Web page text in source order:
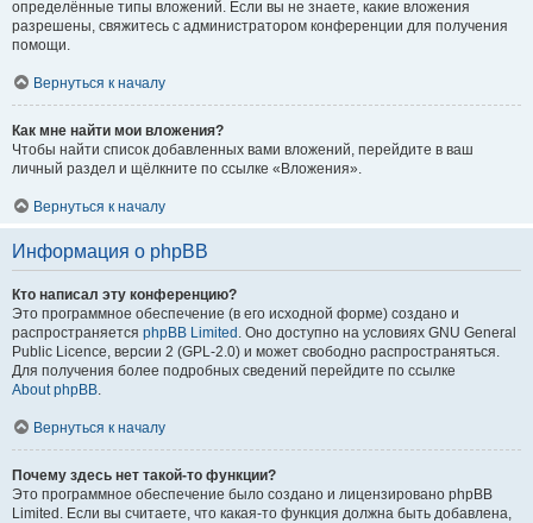
определённые типы вложений. Если вы не знаете, какие вложения
разрешены, свяжитесь с администратором конференции для получения
помощи.
Вернуться к началу
Как мне найти мои вложения?
Чтобы найти список добавленных вами вложений, перейдите в ваш
личный раздел и щёлкните по ссылке «Вложения».
Вернуться к началу
Информация о phpBB
Кто написал эту конференцию?
Это программное обеспечение (в его исходной форме) создано и
распространяется phpBB Limited . Оно доступно на условиях GNU General
Public Licence, версии 2 (GPL-2.0) и может свободно распространяться.
Для получения более подробных сведений перейдите по ссылке
About phpBB.
Вернуться к началу
Почему здесь нет такой-то функции?
Это программное обеспечение было создано и лицензировано phpBB
Limited. Если вы считаете, что какая-то функция должна быть добавлена,